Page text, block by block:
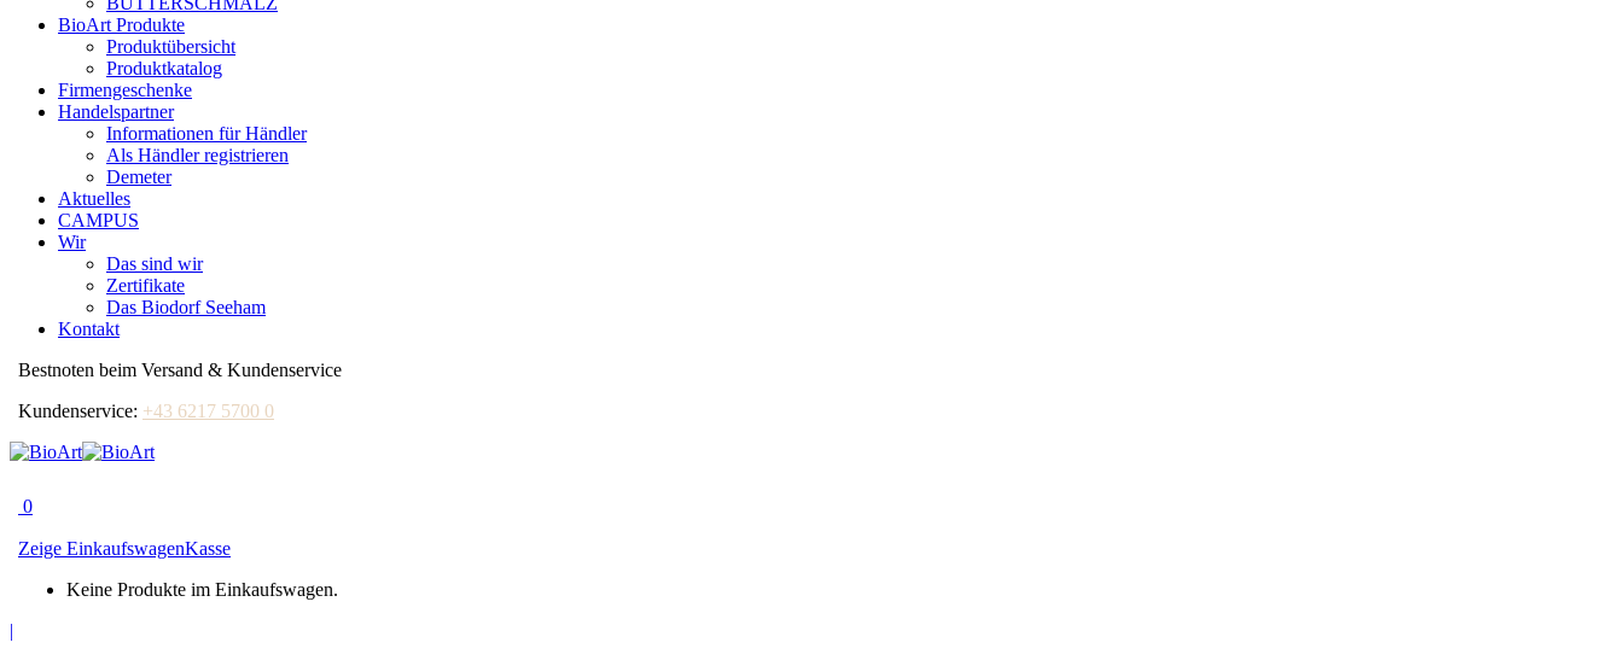
BioArt Produkte
Produktübersicht
Produktkatalog
Firmengeschenke
Handelspartner
Informationen für Händler
Als Händler registrieren
Demeter
Aktuelles
CAMPUS
Wir
Das sind wir
Zertifikate
Das Biodorf Seeham
Kontakt
Bestnoten beim Versand & Kundenservice
Kundenservice: +43 6217 5700 0
0
Zeige EinkaufswagenKasse
Keine Produkte im Einkaufswagen.
|